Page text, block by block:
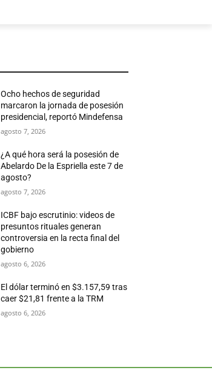
Ocho hechos de seguridad
marcaron la jornada de posesión
presidencial, reportó Mindefensa
agosto 7, 2026
¿A qué hora será la posesión de
Abelardo De la Espriella este 7 de
agosto?
agosto 7, 2026
ICBF bajo escrutinio: videos de
presuntos rituales generan
controversia en la recta final del
gobierno
agosto 6, 2026
El dólar terminó en $3.157,59 tras
caer $21,81 frente a la TRM
agosto 6, 2026